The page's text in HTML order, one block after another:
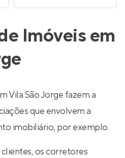
Imóveis em
Vila São Jorge fazem a
que envolvem a
imobiliário, por exemplo.
os corretores